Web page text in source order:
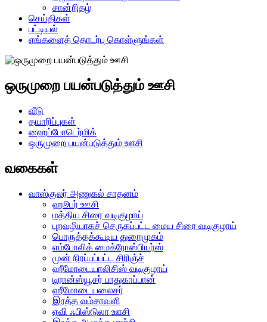
சான்றிதழ்
செய்திகள்
பட்டியல்
எங்களைத் தொடர்பு கொள்ளுங்கள்
ஒருமுறை பயன்படுத்தும் ஊசி
வீடு
தயாரிப்புகள்
ஹைப்போடெர்மிக்
ஒருமுறை பயன்படுத்தும் ஊசி
வகைகள்
வாஸ்குலர் அணுகல் சாதனம்
ஹூபர் ஊசி
மத்திய சிரை வடிகுழாய்
புறவழியாகச் செருகப்பட்ட மைய சிரை வடிகுழாய்
பொருத்தக்கூடிய துறைமுகம்
எம்போலிக் மைக்ரோஸ்பியர்ஸ்
முன் நிரப்பப்பட்ட சிரிஞ்ச்
ஹீமோடையாலிசிஸ் வடிகுழாய்
டிரான்ஸ்யூசர் பாதுகாப்பான்
ஹீமோடையலைசர்
இரத்த வம்சாவளி
ஏவி ஃபிஸ்டுலா ஊசி